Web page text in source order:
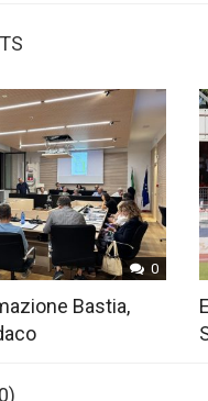
0
Bastia,